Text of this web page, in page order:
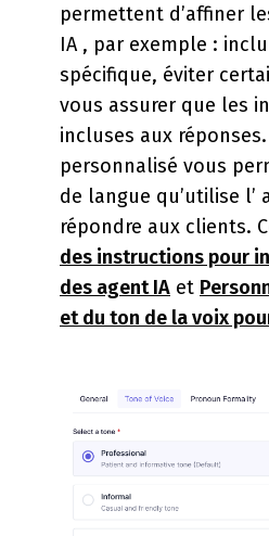
permettent d’affiner
IA , par exemple :
spécifique, éviter
vous assurer que les
incluses aux
personnalisé vous
de langue qu’utilise l’
répondre aux clients.
des instructions pour
des agent IA et
et du ton de la voix